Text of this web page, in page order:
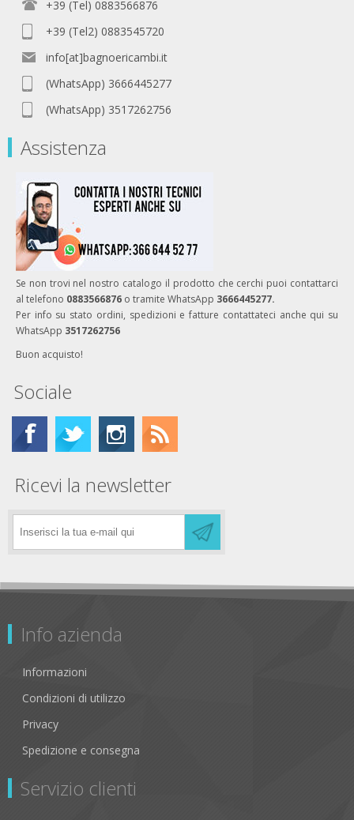
+39 (Tel) 0883566876
+39 (Tel2) 0883545720
info[at]bagnoericambi.it
(WhatsApp) 3666445277
(WhatsApp) 3517262756
Assistenza
Se non trovi nel nostro catalogo il prodotto che cerchi puoi contattarci
al telefono 0883566876 o tramite WhatsApp 3666445277.
Per info su stato ordini, spedizioni e fatture contattateci anche qui su
WhatsApp 3517262756
Buon acquisto!
Sociale
Ricevi la newsletter
Info azienda
Informazioni
Condizioni di utilizzo
Privacy
Spedizione e consegna
Servizio clienti